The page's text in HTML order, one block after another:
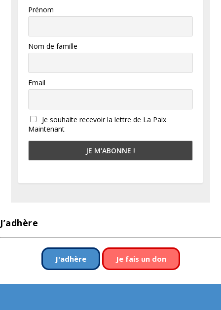
Prénom
Nom de famille
Email
Je souhaite recevoir la lettre de La Paix
Maintenant
J’adhère
J'adhère Je fais un don